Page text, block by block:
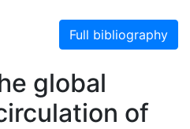
Full bibliography
global
of